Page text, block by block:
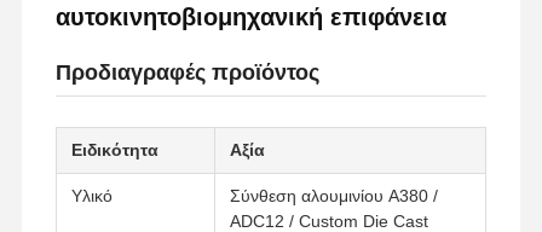
αυτοκινητοβιομηχανική επιφάνεια
Προδιαγραφές προϊόντος
Ειδικότητα Αξία
Υλικό
Σύνθεση αλουμινίου A380 /
ADC12 / Custom Die Cast